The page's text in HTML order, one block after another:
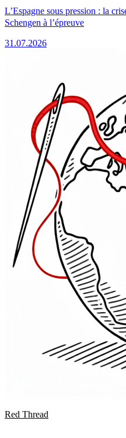
L’Espagne sous pression : la
Schengen à l’épreuve
31.07.2026
Red Thread